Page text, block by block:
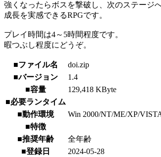
強くなったらボスを撃破し、次のステージへ
成長を実感できるRPGです。
プレイ時間は4～5時間程度です。
暇つぶし程度にどうぞ。
■ファイル名
doi.zip
■バージョン
1.4
■容量
129,418 KByte
■必要ランタイム
■動作環境
Win 2000/NT/ME/XP/
■特徴
■推奨年齢
全年齢
■登録日
2024-05-28